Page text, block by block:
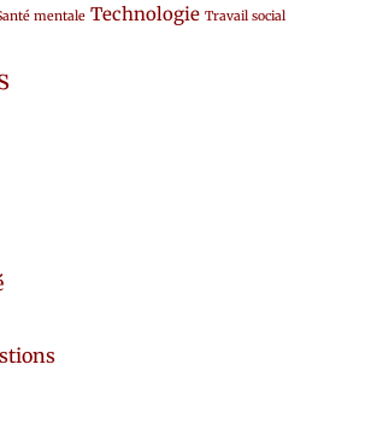
mentale Technologie Travail social